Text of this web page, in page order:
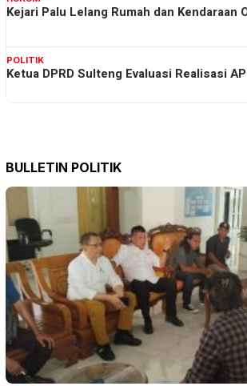
Kejari Palu Lelang Rumah dan Kendaraan
POLITIK
Ketua DPRD Sulteng Evaluasi Realisasi
BULLETIN POLITIK